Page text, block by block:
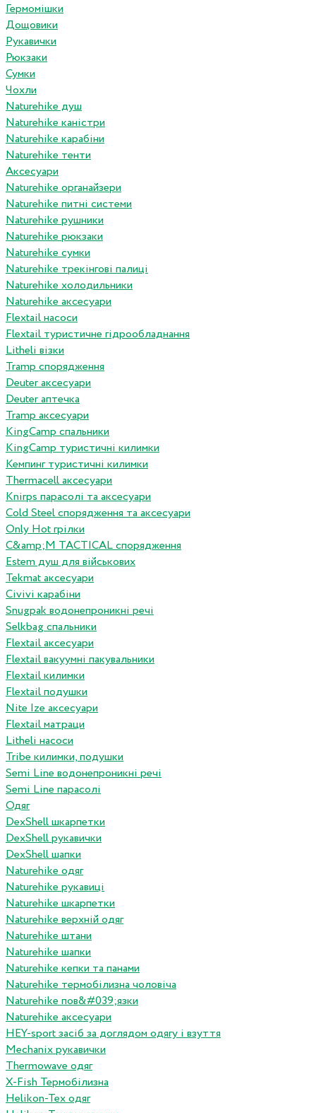
Гермомішки
Дощовики
Рукавички
Рюкзаки
Сумки
Чохли
Naturehike душ
Naturehike каністри
Naturehike карабіни
Naturehike тенти
Аксесуари
Naturehike органайзери
Naturehike питні системи
Naturehike рушники
Naturehike рюкзаки
Naturehike сумки
Naturehike трекінгові палиці
Naturehike холодильники
Naturehike аксесуари
Flextail насоси
Flextail туристичне гідрообладнання
Litheli візки
Tramp спорядження
Deuter аксесуари
Deuter аптечка
Tramp аксесуари
KingCamp спальники
KingCamp туристичні килимки
Кемпинг туристичні килимки
Thermacell аксесуари
Knirps парасолі та аксесуари
Cold Steel спорядження та аксесуари
Only Hot грілки
C&amp;M TACTICAL спорядження
Estem душ для військових
Tekmat аксесуари
Сivivi карабіни
Snugpak водонепроникні речі
Selkbag спальники
Flextail аксесуари
Flextail вакуумні пакувальники
Flextail килимки
Flextail подушки
Nite Ize аксесуари
Flextail матраци
Litheli насоси
Tribe килимки, подушки
Semi Line водонепроникні речі
Semi Line парасолі
Одяг
DexShell шкарпетки
DexShell рукавички
DexShell шапки
Naturehike одяг
Naturehike рукавиці
Naturehike шкарпетки
Naturehike верхній одяг
Naturehike штани
Naturehike шапки
Naturehike кепки та панами
Naturehike термобілизна чоловіча
Naturehike пов&#039;язки
Naturehike аксесуари
HEY-sport засіб за доглядом одягу і взуття
Mechanix рукавички
Thermowave одяг
X-Fish Термобілизна
Helikon-Tex одяг